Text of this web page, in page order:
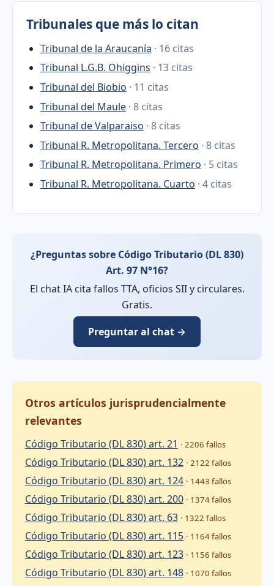
Tribunales que más lo citan
Tribunal de la Araucanía · 16 citas
Tribunal L.G.B. Ohiggins · 13 citas
Tribunal del Biobio · 11 citas
Tribunal del Maule · 8 citas
Tribunal de Valparaiso · 8 citas
Tribunal R. Metropolitana. Tercero · 8 citas
Tribunal R. Metropolitana. Primero · 5 citas
Tribunal R. Metropolitana. Cuarto · 4 citas
¿Preguntas sobre Código Tributario (DL 830)
Art. 97 N°16?
El chat IA cita fallos TTA, oficios SII y circulares.
Gratis.
Preguntar al chat →
Otros artículos jurisprudencialmente
relevantes
Código Tributario (DL 830) art. 21 · 2206 fallos
Código Tributario (DL 830) art. 132 · 2122 fallos
Código Tributario (DL 830) art. 124 · 1443 fallos
Código Tributario (DL 830) art. 200 · 1374 fallos
Código Tributario (DL 830) art. 63 · 1322 fallos
Código Tributario (DL 830) art. 115 · 1164 fallos
Código Tributario (DL 830) art. 123 · 1156 fallos
Código Tributario (DL 830) art. 148 · 1070 fallos